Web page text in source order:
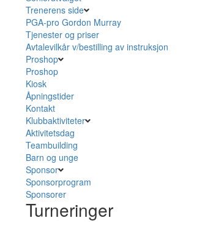
Trenerens side
PGA-pro Gordon Murray
Tjenester og priser
Avtalevilkår v/bestilling av instruksjon
Proshop
Proshop
Kiosk
Åpningstider
Kontakt
Klubbaktiviteter
Aktivitetsdag
Teambuilding
Barn og unge
Sponsor
Sponsorprogram
Sponsorer
Turneringer